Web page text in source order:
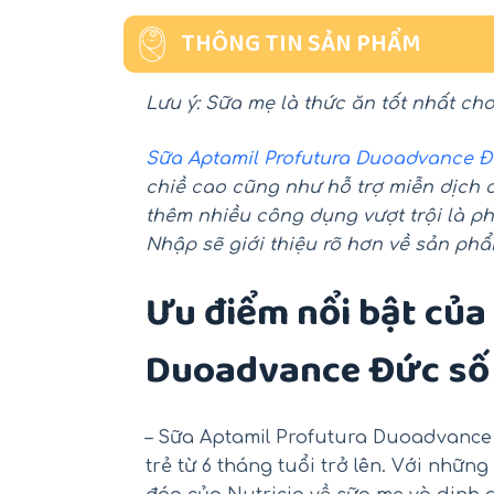
THÔNG TIN SẢN PHẨM
Lưu ý: Sữa mẹ là thức ăn tốt nhất
Sữa Aptamil Profutura Duoadvance
chiề cao cũng như hỗ trợ miễn dịch
thêm nhiều công dụng vượt trội là
Nhập sẽ giới thiệu rõ hơn về sản
Ưu điểm nổi bật
Duoadvance Đức
– Sữa Aptamil Profutura
trẻ từ 6 tháng tuổi trở lên. Với